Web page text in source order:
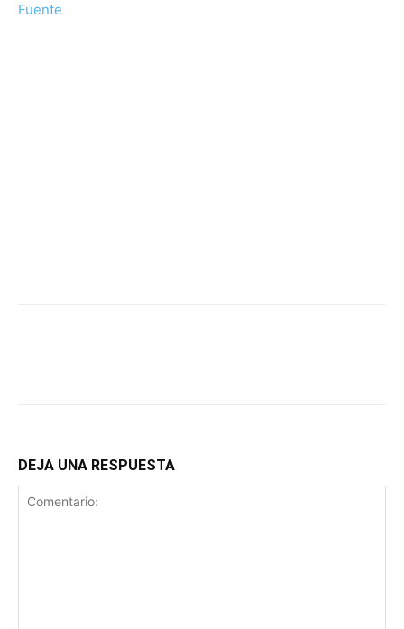
Fuente
DEJA UNA RESPUESTA